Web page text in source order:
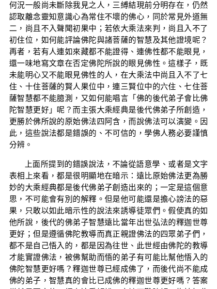
何況一般尚未斷除我見之人，三縛結現前分明存在，仍然
認取離念靈知意識心為常住不壞的佛心，同於常見外道無
二，尚且不入聲聞初果中；若依大乘法來判，尚且入不了
初住位，如何能評論佛陀與諸菩薩的智慧及其他證境呢？
再者，若有人連如來藏都不能證得、連佛性都不能眼見，
還一味地寫文章在否定佛陀所說的眼見佛性。這樣子，既
未能明心又不能眼見佛性的人，在大乘法中尚且入不了七
住、十住菩薩的賢人果位中，連三賢位中的六住、七住菩
薩智慧都不能臆測，又如何能唱言「佛的後代弟子會比佛
陀智慧更好」呢？而主張大乘經典是後代佛弟子所創造，
更勝於佛所說的原始佛法四阿含，而說佛法可以演變。因
此，這些說法都是錯誤的、不可信的，學佛人務必要謹慎
分辨。
上面所提到的錯誤說法，不論從語意學、或者是文字
表相上來看，都是很明顯地在暗示：遠比原始佛法更為勝
妙的大乘經典都是後代佛弟子創造出來的；一定是這個意
思，不可能會有別的解釋。但是他可能還是擔心謗法的惡
果，只敢以如此暗示性的說法來誘導徒眾們。假使真的如
他所說，後代的佛弟子智慧遠比當年出世弘法的釋迦世尊
更好；但是遵循佛陀教導而真正親證佛法的四眾弟子們，
都不是自己悟入的，都是因為往世、此世經由佛陀的教導
才能實證佛法，被佛幫助而悟的弟子有可能比幫他悟入的
佛陀智慧更好嗎？釋迦世尊已經成佛了，而後代尚不能成
佛的弟子，智慧真的會比已成佛的釋迦世尊更好嗎？答案